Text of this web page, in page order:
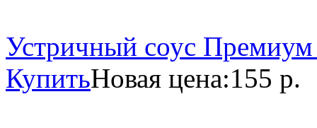
Устричный соус
КупитьНовая цена:155 р.